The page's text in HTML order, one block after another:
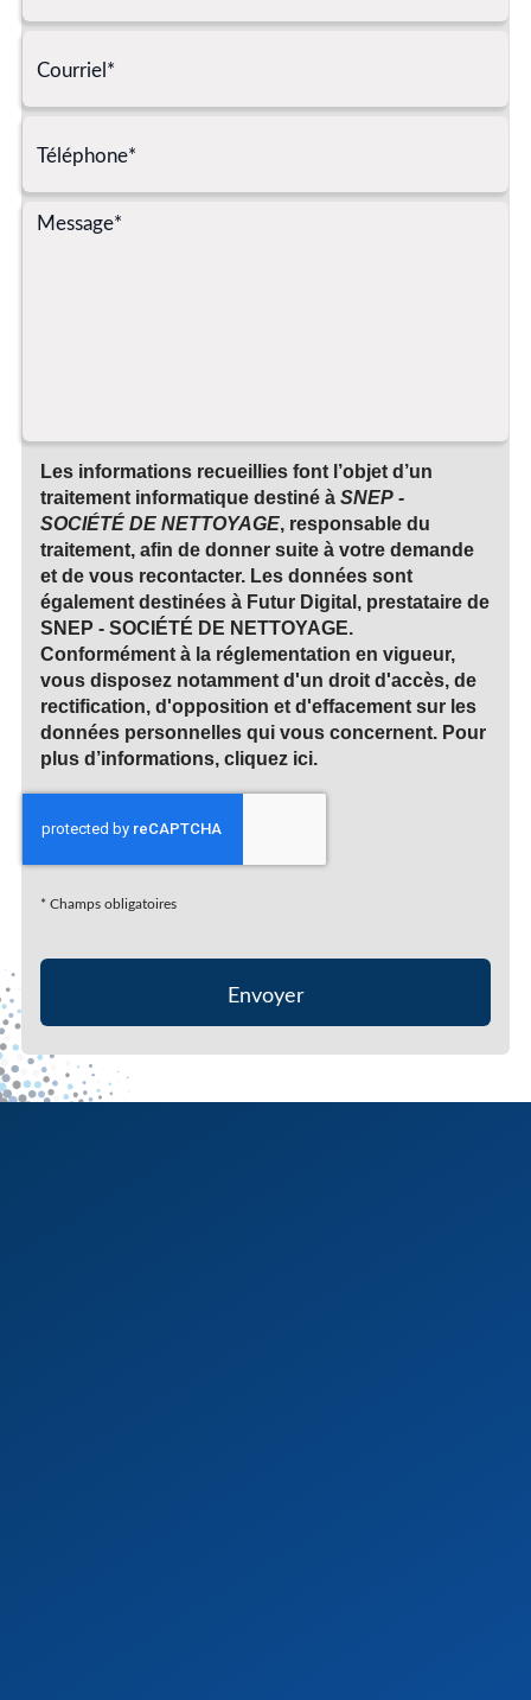
Les informations recueillies font l’objet d’un
traitement informatique destiné à SNEP -
SOCIÉTÉ DE NETTOYAGE, responsable du
traitement, afin de donner suite à votre demande
et de vous recontacter. Les données sont
également destinées à Futur Digital, prestataire de
SNEP - SOCIÉTÉ DE NETTOYAGE.
Conformément à la réglementation en vigueur,
vous disposez notamment d'un droit d'accès, de
rectification, d'opposition et d'effacement sur les
données personnelles qui vous concernent. Pour
plus d’informations, cliquez ici.
*Champs obligatoires